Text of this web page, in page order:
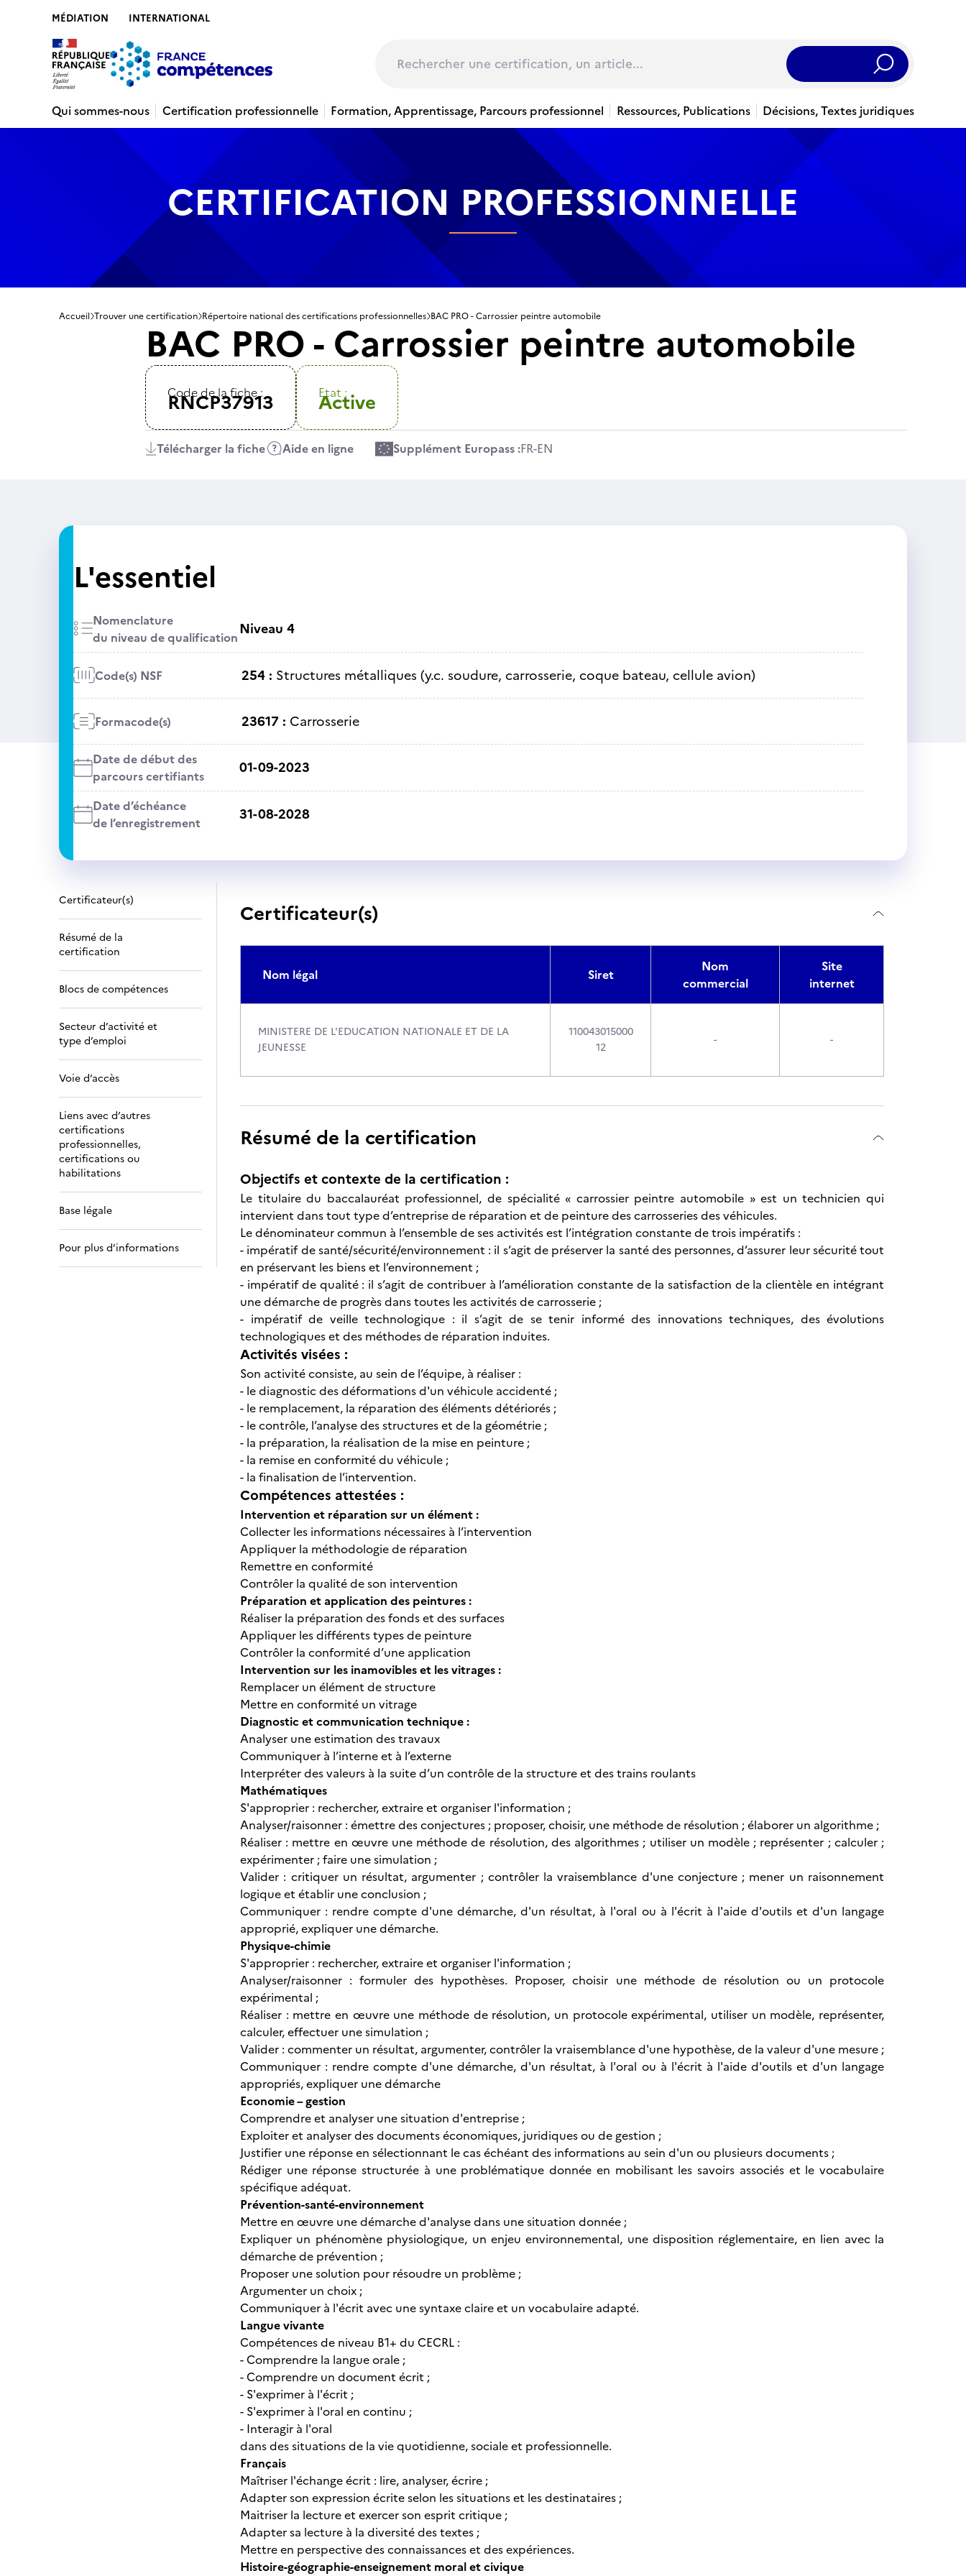
MÉDIATION INTERNATIONAL
Rechercher
Qui sommes-nous
Certification professionnelle Formation, Apprentissage, Parcours professionnel Ressources, Publications Décisions, Textes juridiques
CERTIFICATION PROFESSIONNELLE
Accueil Trouver une certification Répertoire national des certifications professionnelles BAC PRO - Carrossier peintre automobile
BAC PRO - Carrossier peintre automobile
Code de la fiche :
RNCP37913 Etat :
Active
Télécharger la fiche Aide en ligne Supplément Europass :FR-EN
L'essentiel
Nomenclature
du niveau de qualificationNiveau 4
Code(s) NSF 254 : Structures métalliques (y.c. soudure, carrosserie, coque bateau, cellule avion)
Formacode(s) 23617 : Carrosserie
Date de début des
parcours certifiants
01-09-2023
Date d’échéance
de l’enregistrement
31-08-2028
Certificateur(s)
Résumé de la
certification
Blocs de compétences
Secteur d’activité et
type d’emploi
Voie d’accès
Liens avec d’autres
certifications
professionnelles,
certifications ou
habilitations
Base légale
Pour plus d’informations
Certificateur(s)
Nom légal Siret
Nom
commercial
Site
internet
MINISTERE DE L'EDUCATION NATIONALE ET DE LA
JEUNESSE
110043015000
12
- -
Résumé de la certification
Objectifs et contexte de la certification :
Le titulaire du baccalauréat professionnel, de spécialité « carrossier peintre automobile » est un technicien qui
intervient dans tout type d’entreprise de réparation et de peinture des carrosseries des véhicules.
Le dénominateur commun à l’ensemble de ses activités est l’intégration constante de trois impératifs :
- impératif de santé/sécurité/environnement : il s’agit de préserver la santé des personnes, d’assurer leur sécurité tout
en préservant les biens et l’environnement ;
- impératif de qualité : il s’agit de contribuer à l’amélioration constante de la satisfaction de la clientèle en intégrant
une démarche de progrès dans toutes les activités de carrosserie ;
- impératif de veille technologique : il s’agit de se tenir informé des innovations techniques, des évolutions
technologiques et des méthodes de réparation induites.
Activités visées :
Son activité consiste, au sein de l’équipe, à réaliser :
- le diagnostic des déformations d'un véhicule accidenté ;
- le remplacement, la réparation des éléments détériorés ;
- le contrôle, l’analyse des structures et de la géométrie ;
- la préparation, la réalisation de la mise en peinture ;
- la remise en conformité du véhicule ;
- la finalisation de l’intervention.
Compétences attestées :
Intervention et réparation sur un élément :
Collecter les informations nécessaires à l’intervention
Appliquer la méthodologie de réparation
Remettre en conformité
Contrôler la qualité de son intervention
Préparation et application des peintures :
Réaliser la préparation des fonds et des surfaces
Appliquer les différents types de peinture
Contrôler la conformité d’une application
Intervention sur les inamovibles et les vitrages :
Remplacer un élément de structure
Mettre en conformité un vitrage
Diagnostic et communication technique :
Analyser une estimation des travaux
Communiquer à l’interne et à l’externe
Interpréter des valeurs à la suite d’un contrôle de la structure et des trains roulants
Mathématiques
S'approprier : rechercher, extraire et organiser l'information ;
Analyser/raisonner : émettre des conjectures ; proposer, choisir, une méthode de résolution ; élaborer un algorithme ;
Réaliser : mettre en œuvre une méthode de résolution, des algorithmes ; utiliser un modèle ; représenter ; calculer ;
expérimenter ; faire une simulation ;
Valider : critiquer un résultat, argumenter ; contrôler la vraisemblance d'une conjecture ; mener un raisonnement
logique et établir une conclusion ;
Communiquer : rendre compte d'une démarche, d'un résultat, à l'oral ou à l'écrit à l'aide d'outils et d'un langage
approprié, expliquer une démarche.
Physique-chimie
S'approprier : rechercher, extraire et organiser l'information ;
Analyser/raisonner : formuler des hypothèses. Proposer, choisir une méthode de résolution ou un protocole
expérimental ;
Réaliser : mettre en œuvre une méthode de résolution, un protocole expérimental, utiliser un modèle, représenter,
calculer, effectuer une simulation ;
Valider : commenter un résultat, argumenter, contrôler la vraisemblance d'une hypothèse, de la valeur d'une mesure ;
Communiquer : rendre compte d'une démarche, d'un résultat, à l'oral ou à l'écrit à l'aide d'outils et d'un langage
appropriés, expliquer une démarche
Economie – gestion
Comprendre et analyser une situation d'entreprise ;
Exploiter et analyser des documents économiques, juridiques ou de gestion ;
Justifier une réponse en sélectionnant le cas échéant des informations au sein d'un ou plusieurs documents ;
Rédiger une réponse structurée à une problématique donnée en mobilisant les savoirs associés et le vocabulaire
spécifique adéquat.
Prévention-santé-environnement
Mettre en œuvre une démarche d'analyse dans une situation donnée ;
Expliquer un phénomène physiologique, un enjeu environnemental, une disposition réglementaire, en lien avec la
démarche de prévention ;
Proposer une solution pour résoudre un problème ;
Argumenter un choix ;
Communiquer à l'écrit avec une syntaxe claire et un vocabulaire adapté.
Langue vivante
Compétences de niveau B1+ du CECRL :
- Comprendre la langue orale ;
- Comprendre un document écrit ;
- S'exprimer à l'écrit ;
- S'exprimer à l'oral en continu ;
- Interagir à l'oral
dans des situations de la vie quotidienne, sociale et professionnelle.
Français
Maîtriser l'échange écrit : lire, analyser, écrire ;
Adapter son expression écrite selon les situations et les destinataires ;
Maitriser la lecture et exercer son esprit critique ;
Adapter sa lecture à la diversité des textes ;
Mettre en perspective des connaissances et des expériences.
Histoire-géographie-enseignement moral et civique